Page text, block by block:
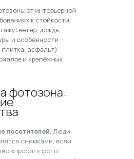
от интерьерной
к стойкости,
ветер, дождь,
и особенности
плитка, асфальт)
и крепёжных
фотозона:
посетителей. Люди
снимками, если
«просит» фото: